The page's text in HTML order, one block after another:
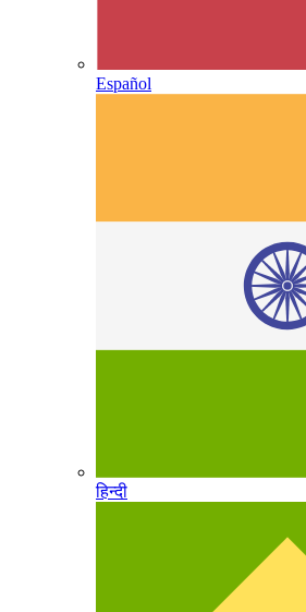
Español
हिन्दी